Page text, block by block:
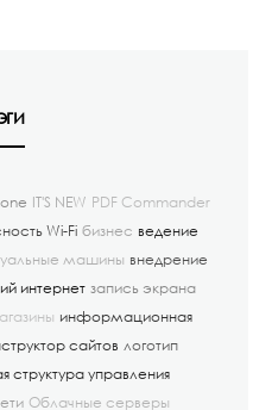
IT'S NEW PDF Commander
Wi-Fi бизнес ведение
машины внедрение
интернет запись экрана
информационная
сайтов логотип
структура управления
Облачные серверы